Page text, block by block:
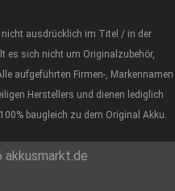
ausdrücklich im Titel / in der
es sich nicht um Originalzubehör,
aufgeführten Firmen-, Markennamen
Herstellers und dienen lediglich
baugleich zu dem Original Akku.